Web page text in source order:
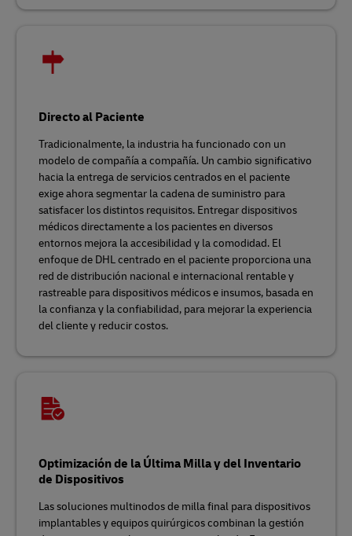
Directo al Paciente
Tradicionalmente, la industria ha funcionado con un
modelo de compañía a compañía. Un cambio significativo
hacia la entrega de servicios centrados en el paciente
exige ahora segmentar la cadena de suministro para
satisfacer los distintos requisitos. Entregar dispositivos
médicos directamente a los pacientes en diversos
entornos mejora la accesibilidad y la comodidad. El
enfoque de DHL centrado en el paciente proporciona una
red de distribución nacional e internacional rentable y
rastreable para dispositivos médicos e insumos, basada en
la confianza y la confiabilidad, para mejorar la experiencia
del cliente y reducir costos.
Optimización de la Última Milla y del Inventario
de Dispositivos
Las soluciones multinodos de milla final para dispositivos
implantables y equipos quirúrgicos combinan la gestión